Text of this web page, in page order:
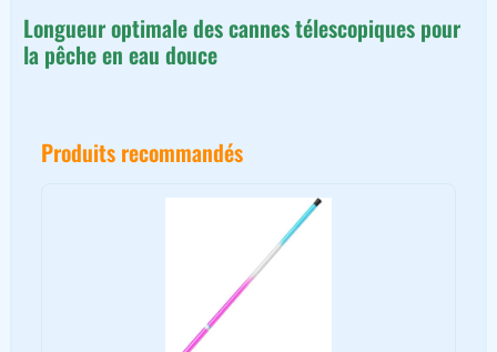
Longueur optimale des cannes télescopiques pour
la pêche en eau douce
Produits recommandés